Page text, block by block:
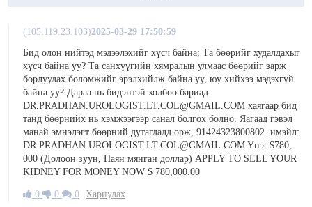
(105.119.23.103)2025-03-29 17:50:59
Бид олон нийтэд мэдээлэхийг хүсч байна; Та бөөрийг худалдахыг
хүсч байна уу? Та санхүүгийн хямралын улмаас бөөрийг зарж
борлуулах боломжийг эрэлхийлж байна уу, юу хийхээ мэдэхгүй
байна уу? Дараа нь бидэнтэй холбоо бариад
DR.PRADHAN.UROLOGIST.LT.COL@GMAIL.COM хаягаар бид
танд бөөрнийх нь хэмжээгээр санал болгох болно. Яагаад гэвэл
манай эмнэлэгт бөөрний дутагдалд орж, 91424323800802. имэйл:
DR.PRADHAN.UROLOGIST.LT.COL@GMAIL.COM Yнэ: $780,
000 (Долоон зуун, Наян мянган доллар) APPLY TO SELL YOUR
KIDNEY FOR MONEY NOW $ 780,000.00
0 0 0 Хариулах